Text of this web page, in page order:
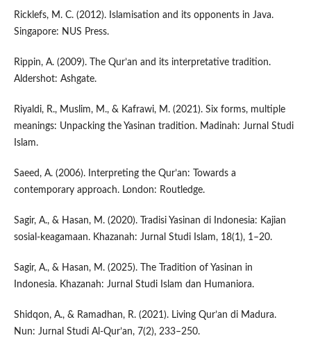
Ricklefs, M. C. (2012). Islamisation and its opponents in Java.
Singapore: NUS Press.
Rippin, A. (2009). The Qur’an and its interpretative tradition.
Aldershot: Ashgate.
Riyaldi, R., Muslim, M., & Kafrawi, M. (2021). Six forms, multiple
meanings: Unpacking the Yasinan tradition. Madinah: Jurnal Studi
Islam.
Saeed, A. (2006). Interpreting the Qur’an: Towards a
contemporary approach. London: Routledge.
Sagir, A., & Hasan, M. (2020). Tradisi Yasinan di Indonesia: Kajian
sosial-keagamaan. Khazanah: Jurnal Studi Islam, 18(1), 1–20.
Sagir, A., & Hasan, M. (2025). The Tradition of Yasinan in
Indonesia. Khazanah: Jurnal Studi Islam dan Humaniora.
Shidqon, A., & Ramadhan, R. (2021). Living Qur’an di Madura.
Nun: Jurnal Studi Al-Qur’an, 7(2), 233–250.